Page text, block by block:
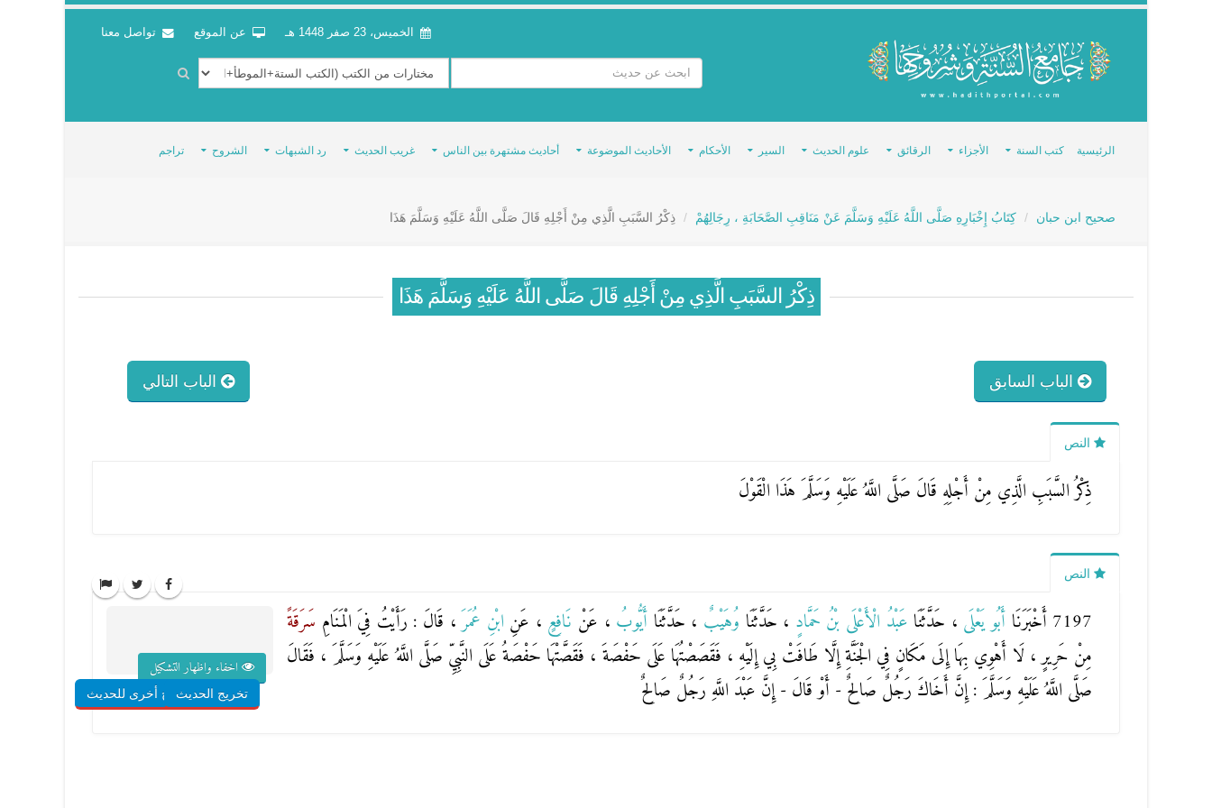
الخميس، 23 صفر 1448 هـ عن الموقع تواصل معنا
الرئيسية كتب السنة الأجزاء الرقائق علوم الحديث السير الأحكام الأحاديث الموضوعة أحاديث مشتهرة بين الناس غريب الحديث رد الشبهات الشروح تراجم
صحيح ابن حبان كِتَابُ إِخْبَارِهِ صَلَّى اللَّهُ عَلَيْهِ وَسَلَّمَ عَنْ مَنَاقِبِ الصَّحَابَةِ ، رِجَالِهُمْ ذِكْرُ السَّبَبِ الَّذِي مِنْ أَجْلِهِ قَالَ صَلَّى اللَّهُ عَلَيْهِ وَسَلَّمَ هَذَا
ذِكْرُ السَّبَبِ الَّذِي مِنْ أَجْلِهِ قَالَ صَلَّى اللَّهُ عَلَيْهِ وَسَلَّمَ هَذَا
الباب السابق الباب التالي
النص
ذِكْرُ السَّبَبِ الَّذِي مِنْ أَجْلِهِ قَالَ صَلَّى اللَّهُ عَلَيْهِ وَسَلَّمَ هَذَا الْقَوْلَ
النص
7197 أَخْبَرَنَا أَبُو يَعْلَى ، حَدَّثَنَا عَبْدُ الْأَعْلَى بْنُ حَمَّادٍ ، حَدَّثَنَا وُهَيْبٌ ، حَدَّثَنَا أَيُّوبُ ، عَنْ نَافِعٍ ، عَنِ ابْنِ عُمَرَ، قَالَ : رَأَيْتُ فِيَ الْمَنَامِ سَرَقَةً
مِنْ حَرِيرٍ ، لَا أَهْوِي بِهَا إِلَى مَكَانٍ فِي الْجَنَّةِ إِلَّا طَافَتْ بِي إِلَيْهِ ، فَقَصَصْتُهَا عَلَى حَفْصَةَ ، فَقَصَّتْهَا حَفْصَةُ عَلَى النَّبِيِّ صَلَّى اللَّهُ عَلَيْهِ وَسَلَّمَ ، فَقَالَ
صَلَّى اللَّهُ عَلَيْهِ وَسَلَّمَ : إِنَّ أَخَاكَ رَجُلٌ صَالِحٌ - أَوْ قَالَ - إِنَّ عَبْدَ اللَّهِ رَجُلٌ صَالِحٌ
اخفاء واظهار التشكيل
تخريج الحديثشروح أخرى للحديث